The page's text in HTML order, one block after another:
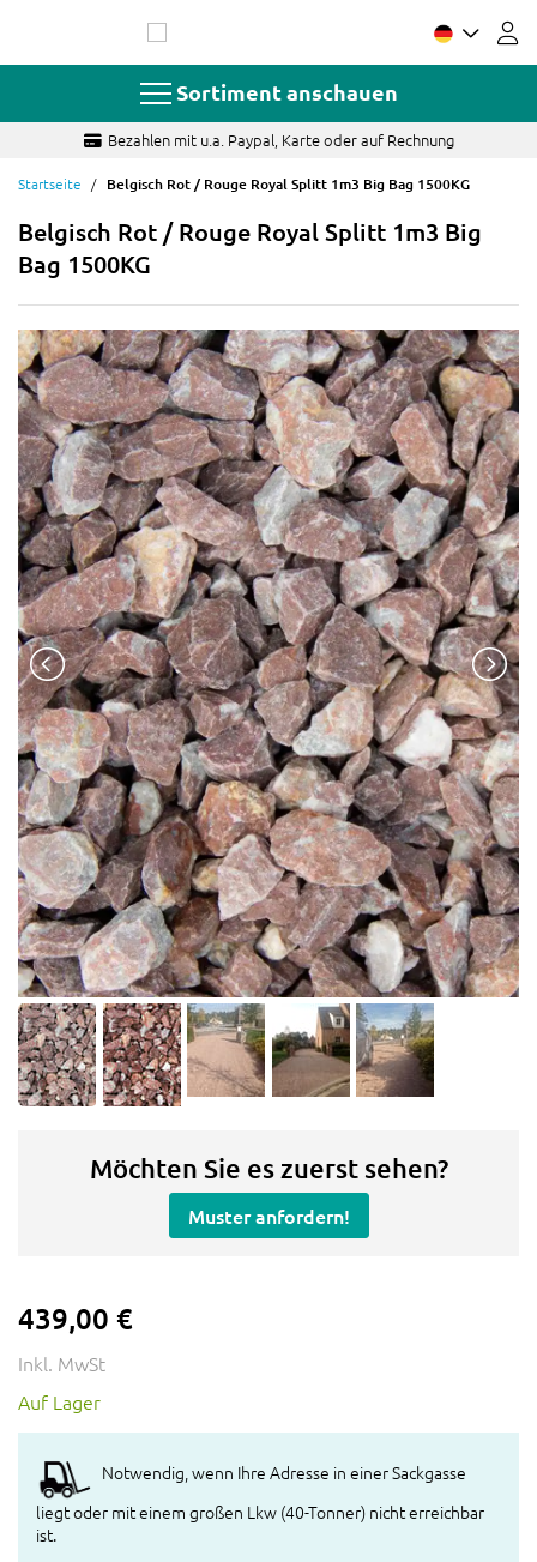
springen
Sortiment anschauen
Fragen? Schnelle und sachkundige Antwort
Startseite Belgisch Rot / Rouge Royal Splitt 1m3 Big Bag 1500KG
Belgisch Rot / Rouge Royal Splitt 1m3 Big
Bag 1500KG
Möchten Sie es zuerst sehen?
Muster anfordern!
439,00 €
Inkl. MwSt
Auf Lager
Notwendig, wenn Ihre Adresse in einer Sackgasse
liegt oder mit einem großen Lkw (40-Tonner) nicht erreichbar
ist.